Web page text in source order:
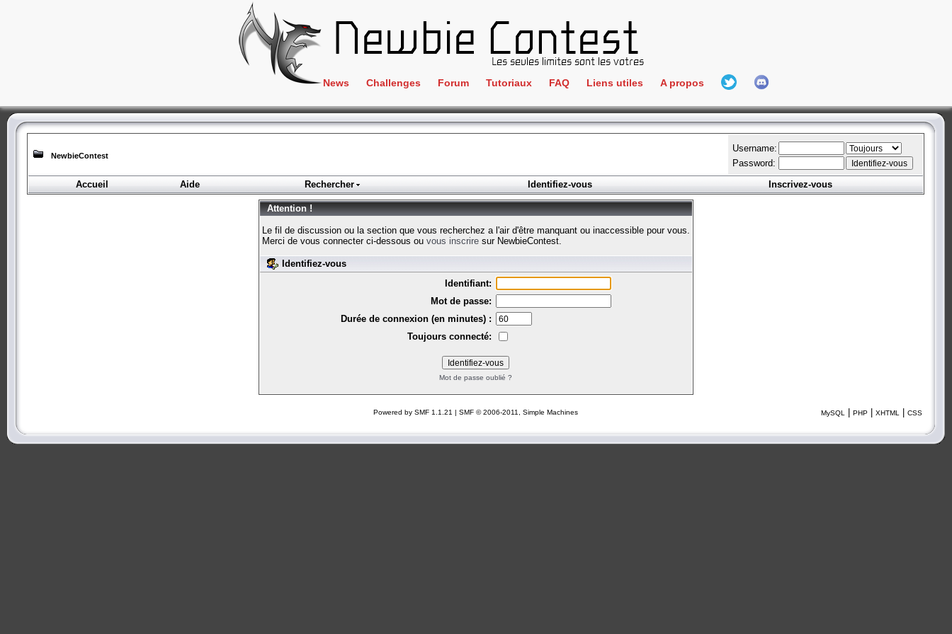
News Challenges
Crackme
ClientSide
Forensics
Hacking
Programmation
Stéganographie
Tous les challenges
Forum Tutoriaux FAQ Liens utiles
IRC
Newbie Connect
Partenaires
Réglement
A propos
L'équipe
Hall Of Fame
NewbieContest
Username:
Password:
Accueil
Aide Rechercher Identifiez-vous Inscrivez-vous
Attention !
Le fil de discussion ou la section que vous recherchez a l'air d'être manquant ou inaccessible pour vous.
Merci de vous connecter ci-dessous ou vous inscriresur NewbieContest.
Identifiez-vous
Identifiant:
Mot de passe:
Durée de connexion (en minutes) :
Toujours connecté:
Mot de passe oublié ?
Powered by SMF 1.1.21 | SMF © 2006-2011, Simple Machines MySQL | PHP | XHTML | CSS